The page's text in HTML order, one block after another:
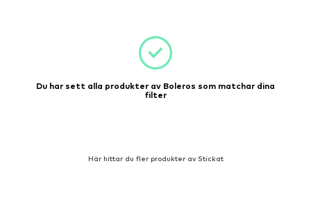
Du har sett alla produkter av Boleros som matchar dina
filter
Här hittar du fler produkter av Stickat